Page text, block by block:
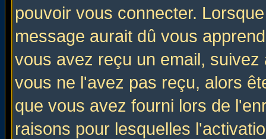
pouvoir vous connecter.
message aurait dû vous
vous avez reçu un email,
vous ne l'avez pas reçu, alors
que vous avez fourni lors de
raisons pour lesquelles